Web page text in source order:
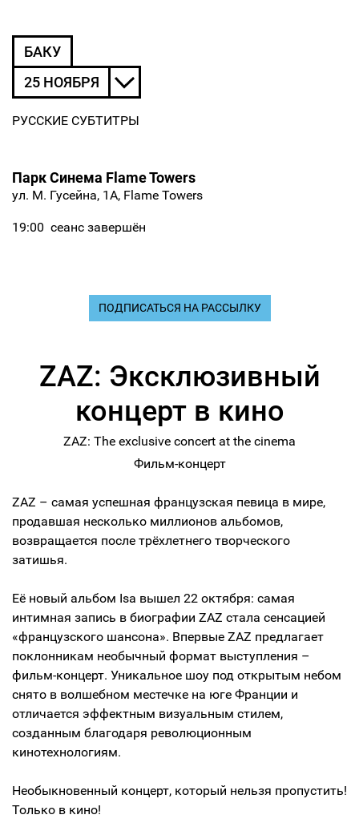
БАКУ
25 НОЯБРЯ
РУССКИЕ СУБТИТРЫ
Парк Синема Flame Towers
ул. М. Гусейна, 1А, Flame Towers
19:00 сеанс завершён
ПОДПИСАТЬСЯ НА РАССЫЛКУ
ZAZ: Эксклюзивный
концерт в кино
ZAZ: The exclusive concert at the cinema
Фильм-концерт
ZAZ – самая успешная французская певица в мире,
продавшая несколько миллионов альбомов,
возвращается после трёхлетнего творческого
затишья.
Её новый альбом Isa вышел 22 октября: самая
интимная запись в биографии ZAZ стала сенсацией
«французского шансона». Впервые ZAZ предлагает
поклонникам необычный формат выступления –
фильм-концерт. Уникальное шоу под открытым небом
снято в волшебном местечке на юге Франции и
отличается эффектным визуальным стилем,
созданным благодаря революционным
кинотехнологиям.
Необыкновенный концерт, который нельзя пропустить!
Только в кино!